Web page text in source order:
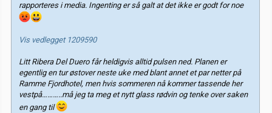
rapporteres i media. Ingenting er så galt at det ikke er godt for noe
Vis vedlegget 1209590
Litt Ribera Del Duero får heldigvis alltid pulsen ned. Planen er
egentlig en tur østover neste uke med blant annet et par netter på
Ramme Fjordhotel, men hvis sommeren nå kommer tassende her
vestpå………..må jeg ta meg et nytt glass rødvin og tenke over saken
en gang til